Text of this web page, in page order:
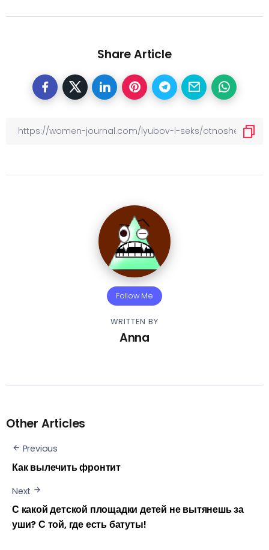
Share Article
Follow Me
WRITTEN BY
Anna
Other Articles
Previous
Как вылечить фронтит
Next
С какой детской площадки детей не вытянешь за
уши? С той, где есть батуты!